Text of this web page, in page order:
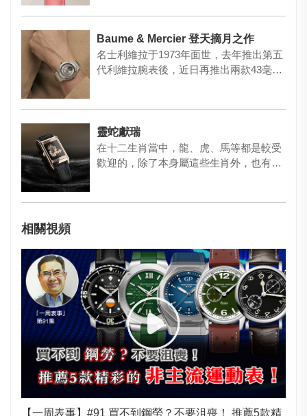
Baume & Mercier 登天摘月之作
名士利維拉于1973年面世，去年推出第五
代利維拉腕表後，近日再推出兩款43毫米
靈蛇獻瑞
在十二生肖當中，龍、虎、馬等都是較受
歡迎的，除了本身屬這些生肖外，也有不
相關視頻
【一周表事】#91 買不到鋼勞？不要沮喪！ 推薦5款精